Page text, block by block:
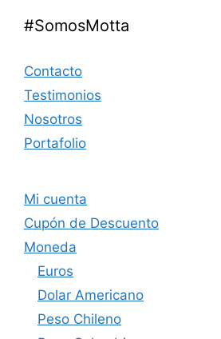
#SomosMotta
Contacto
Testimonios
Nosotros
Portafolio
Mi cuenta
Cupón de Descuento
Moneda
Euros
Dolar Americano
Peso Chileno